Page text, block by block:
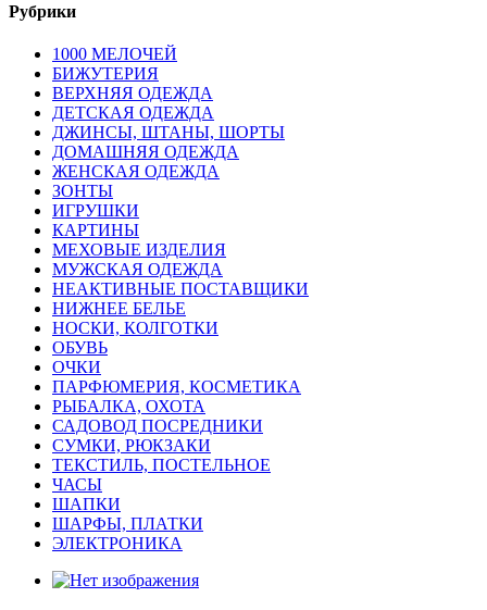
Рубрики
1000 МЕЛОЧЕЙ
БИЖУТЕРИЯ
ВЕРХНЯЯ ОДЕЖДА
ДЕТСКАЯ ОДЕЖДА
ДЖИНСЫ, ШТАНЫ, ШОРТЫ
ДОМАШНЯЯ ОДЕЖДА
ЖЕНСКАЯ ОДЕЖДА
ЗОНТЫ
ИГРУШКИ
КАРТИНЫ
МЕХОВЫЕ ИЗДЕЛИЯ
МУЖСКАЯ ОДЕЖДА
НЕАКТИВНЫЕ ПОСТАВЩИКИ
НИЖНЕЕ БЕЛЬЕ
НОСКИ, КОЛГОТКИ
ОБУВЬ
ОЧКИ
ПАРФЮМЕРИЯ, КОСМЕТИКА
РЫБАЛКА, ОХОТА
САДОВОД ПОСРЕДНИКИ
СУМКИ, РЮКЗАКИ
ТЕКСТИЛЬ, ПОСТЕЛЬНОЕ
ЧАСЫ
ШАПКИ
ШАРФЫ, ПЛАТКИ
ЭЛЕКТРОНИКА